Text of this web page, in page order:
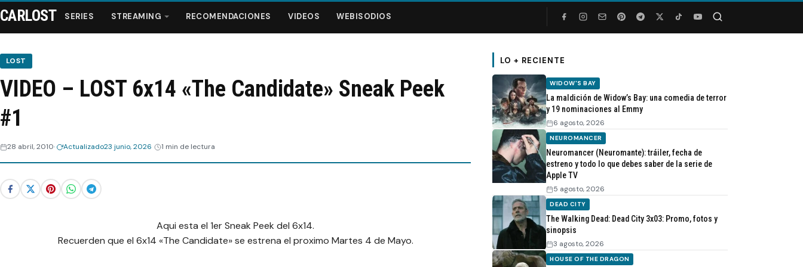
Series
Streaming
Videos
CARLOST SERIES STREAMING RECOMENDACIONES VIDEOS WEBISODIOS
LOST
VIDEO – LOST 6x14 «The Candidate» Sneak Peek
#1
28 abril, 2010 Actualizado23 junio, 2026 1 min de lectura
Aqui esta el 1er Sneak Peek del 6x14.
Recuerden que el 6x14 «The Candidate» se estrena el proximo Martes 4 de Mayo.
LO + RECIENTE
WIDOW'S BAY
La maldición de Widow’s Bay: una comedia de terror
y 19 nominaciones al Emmy
6 agosto, 2026
NEUROMANCER
Neuromancer (Neuromante): tráiler, fecha de
estreno y todo lo que debes saber de la serie de
Apple TV
5 agosto, 2026
DEAD CITY
The Walking Dead: Dead City 3x03: Promo, fotos y
sinopsis
3 agosto, 2026
HOUSE OF THE DRAGON